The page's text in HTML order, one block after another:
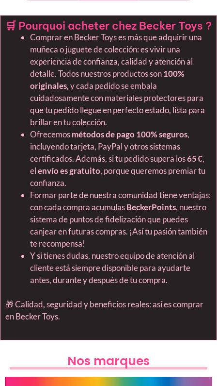
🛒 Pourquoi acheter chez Becker Toys ?
Comprar en Becker Toys es más que adquirir una
muñeca o juguete de colección: es vivir una
experiencia de confianza, calidad y atención al
detalle. Todos nuestros productos son100%
originales, y cada pedido se embala
cuidadosamente con materiales protectores para
que tu pedido llegue en perfecto estado, lista para
brillar en tu colección.
Ofrecemosmétodos de pago 100% seguros,
incluyendo tarjeta, PayPal y otros sistemas
certificados. Además, si tu pedido supera los65 €,
elenvío es gratuito, porque queremos premiar tu
confianza.
Formar parte de nuestra comunidad tiene ventajas:
con cada compra acumulasBeckerPoints, nuestro
sistema de puntos de fidelización que puedes
canjear en futuras compras. ¡Así tu pasión también
te recompensa!
Y si tienes dudas, nuestro equipo de atención al
cliente está siempre disponible para ayudarte
antes, durante y después de tu compra.
🎁 Calidad, seguridad y beneficios reales: así es comprar
en Becker Toys.
Nos marques